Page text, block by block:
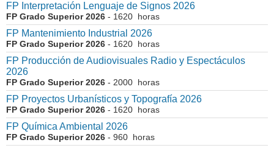
FP Interpretación Lenguaje de Signos 2026
FP Grado Superior 2026 - 1620 horas
FP Mantenimiento Industrial 2026
FP Grado Superior 2026 - 1620 horas
FP Producción de Audiovisuales Radio y Espectáculos
2026
FP Grado Superior 2026 - 2000 horas
FP Proyectos Urbanísticos y Topografía 2026
FP Grado Superior 2026 - 1620 horas
FP Química Ambiental 2026
FP Grado Superior 2026 - 960 horas